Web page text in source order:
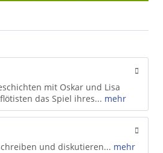
mit Oskar und Lisa
das Spiel ihres... mehr
und diskutieren... mehr